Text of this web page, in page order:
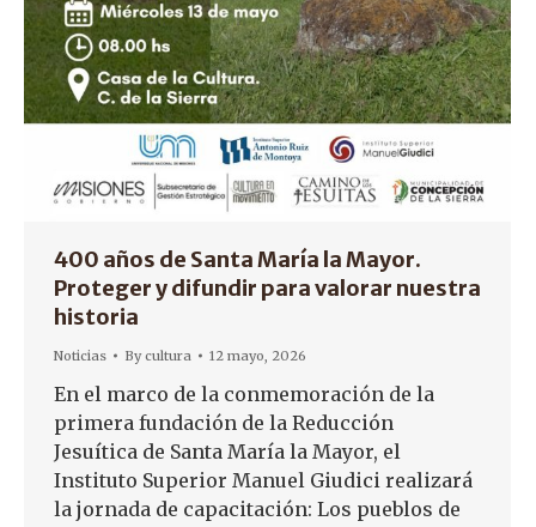
400 años de Santa María la Mayor.
Proteger y difundir para valorar nuestra
historia
Noticias Bycultura 12 mayo, 2026
En el marco de la conmemoración de la
primera fundación de la Reducción
Jesuítica de Santa María la Mayor, el
Instituto Superior Manuel Giudici realizará
la jornada de capacitación: Los pueblos de